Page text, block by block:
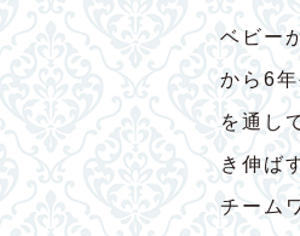
ベビー
から6
を通し
き伸ば
チーム